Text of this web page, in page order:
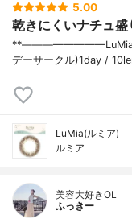
5.00
乾きにくいナチュ盛
**————————⁡LuMia
デーサークル)⁡1day /
LuMia(ルミア)
ルミア
美容大好きOL
ふっきー